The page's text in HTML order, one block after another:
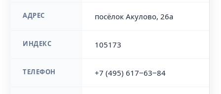
АДРЕС посёлок Акулово, 26а
ИНДЕКС 105173
ТЕЛЕФОН +7 (495) 617‒63‒84